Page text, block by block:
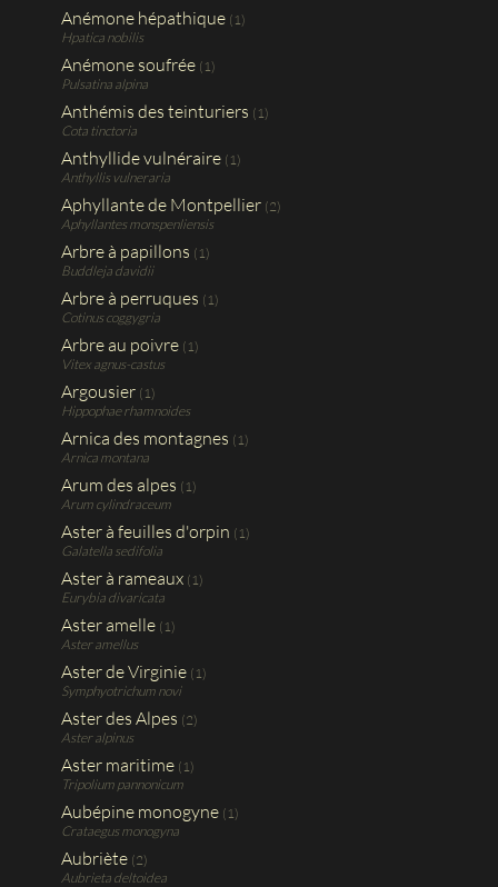
Anémone hépathique (1)
Hpatica nobilis
Anémone soufrée (1)
Pulsatina alpina
Anthémis des teinturiers (1)
Cota tinctoria
Anthyllide vulnéraire (1)
Anthyllis vulneraria
Aphyllante de Montpellier (2)
Aphyllantes monspenliensis
Arbre à papillons (1)
Buddleja davidii
Arbre à perruques (1)
Cotinus coggygria
Arbre au poivre (1)
Vitex agnus-castus
Argousier (1)
Hippophae rhamnoides
Arnica des montagnes (1)
Arnica montana
Arum des alpes (1)
Arum cylindraceum
Aster à feuilles d'orpin (1)
Galatella sedifolia
Aster à rameaux (1)
Eurybia divaricata
Aster amelle (1)
Aster amellus
Aster de Virginie (1)
Symphyotrichum novi
Aster des Alpes (2)
Aster alpinus
Aster maritime (1)
Tripolium pannonicum
Aubépine monogyne (1)
Crataegus monogyna
Aubriète (2)
Aubrieta deltoidea